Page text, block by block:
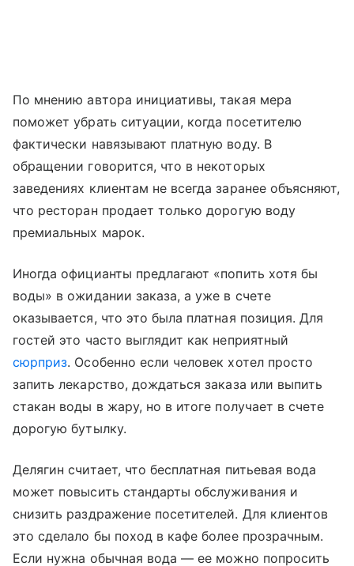
По мнению автора инициативы, такая мера
поможет убрать ситуации, когда посетителю
фактически навязывают платную воду. В
обращении говорится, что в некоторых
заведениях клиентам не всегда заранее объясняют,
что ресторан продает только дорогую воду
премиальных марок.
Иногда официанты предлагают «попить хотя бы
воды» в ожидании заказа, а уже в счете
оказывается, что это была платная позиция. Для
гостей это часто выглядит как неприятный
сюрприз. Особенно если человек хотел просто
запить лекарство, дождаться заказа или выпить
стакан воды в жару, но в итоге получает в счете
дорогую бутылку.
Делягин считает, что бесплатная питьевая вода
может повысить стандарты обслуживания и
снизить раздражение посетителей. Для клиентов
это сделало бы поход в кафе более прозрачным.
Если нужна обычная вода — ее можно попросить